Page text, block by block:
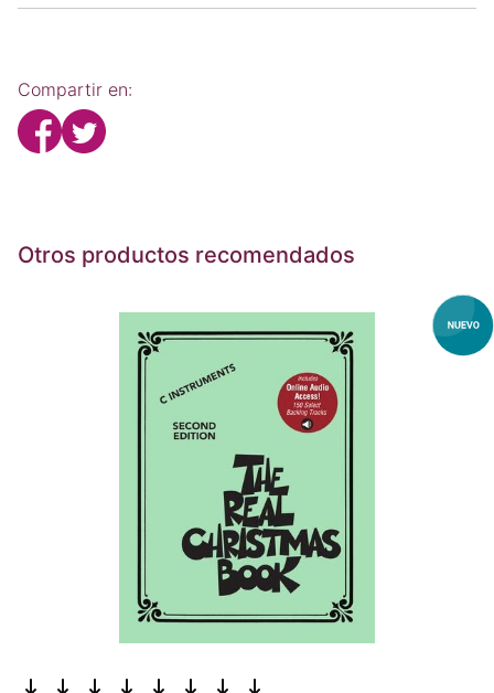
Compartir en:
Otros productos recomendados